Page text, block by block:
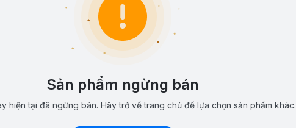
Sản phẩm ngừng bán
hiện tại đã ngừng bán. Hãy trở về trang chủ để lựa chọn sản phẩm khác.